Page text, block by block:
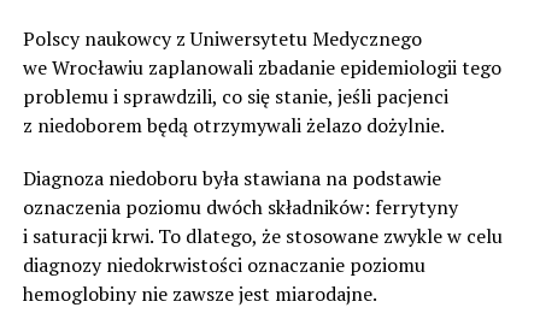
Polscy naukowcy z Uniwersytetu Medycznego
we Wrocławiu zaplanowali zbadanie epidemiologii tego
problemu i sprawdzili, co się stanie, jeśli pacjenci
z niedoborem będą otrzymywali żelazo dożylnie.
Diagnoza niedoboru była stawiana na podstawie
oznaczenia poziomu dwóch składników: ferrytyny
i saturacji krwi. To dlatego, że stosowane zwykle w celu
diagnozy niedokrwistości oznaczanie poziomu
hemoglobiny nie zawsze jest miarodajne.